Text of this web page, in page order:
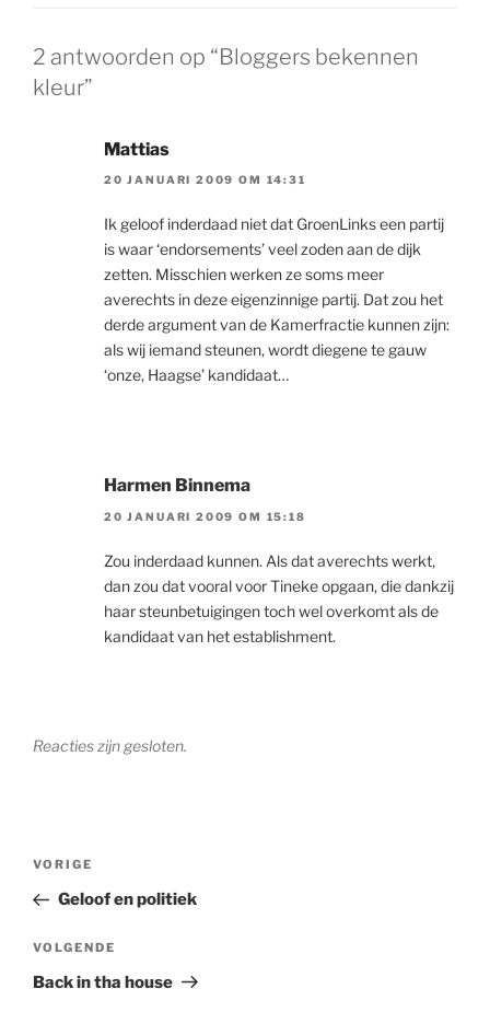
2 antwoorden op “Bloggers bekennen
kleur”
Mattias
20 JANUARI 2009 OM 14:31
Ik geloof inderdaad niet dat GroenLinks een partij
is waar ‘endorsements’ veel zoden aan de dijk
zetten. Misschien werken ze soms meer
averechts in deze eigenzinnige partij. Dat zou het
derde argument van de Kamerfractie kunnen zijn:
als wij iemand steunen, wordt diegene te gauw
‘onze, Haagse’ kandidaat…
Harmen Binnema
20 JANUARI 2009 OM 15:18
Zou inderdaad kunnen. Als dat averechts werkt,
dan zou dat vooral voor Tineke opgaan, die dankzij
haar steunbetuigingen toch wel overkomt als de
kandidaat van het establishment.
Reacties zijn gesloten.
Bericht
Vorig
bericht
VORIGE
Geloof en politiek
Volgend
bericht
VOLGENDE
Back in tha house